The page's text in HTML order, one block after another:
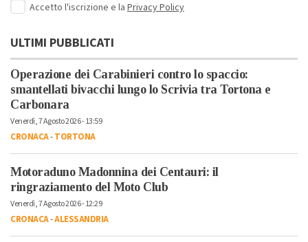
Accetto l'iscrizione e la Privacy Policy
ULTIMI PUBBLICATI
Operazione dei Carabinieri contro lo spaccio:
smantellati bivacchi lungo lo Scrivia tra Tortona e
Carbonara
Venerdì, 7 Agosto 2026 - 13:59
CRONACA-TORTONA
Motoraduno Madonnina dei Centauri: il
ringraziamento del Moto Club
Venerdì, 7 Agosto 2026 - 12:29
CRONACA-ALESSANDRIA